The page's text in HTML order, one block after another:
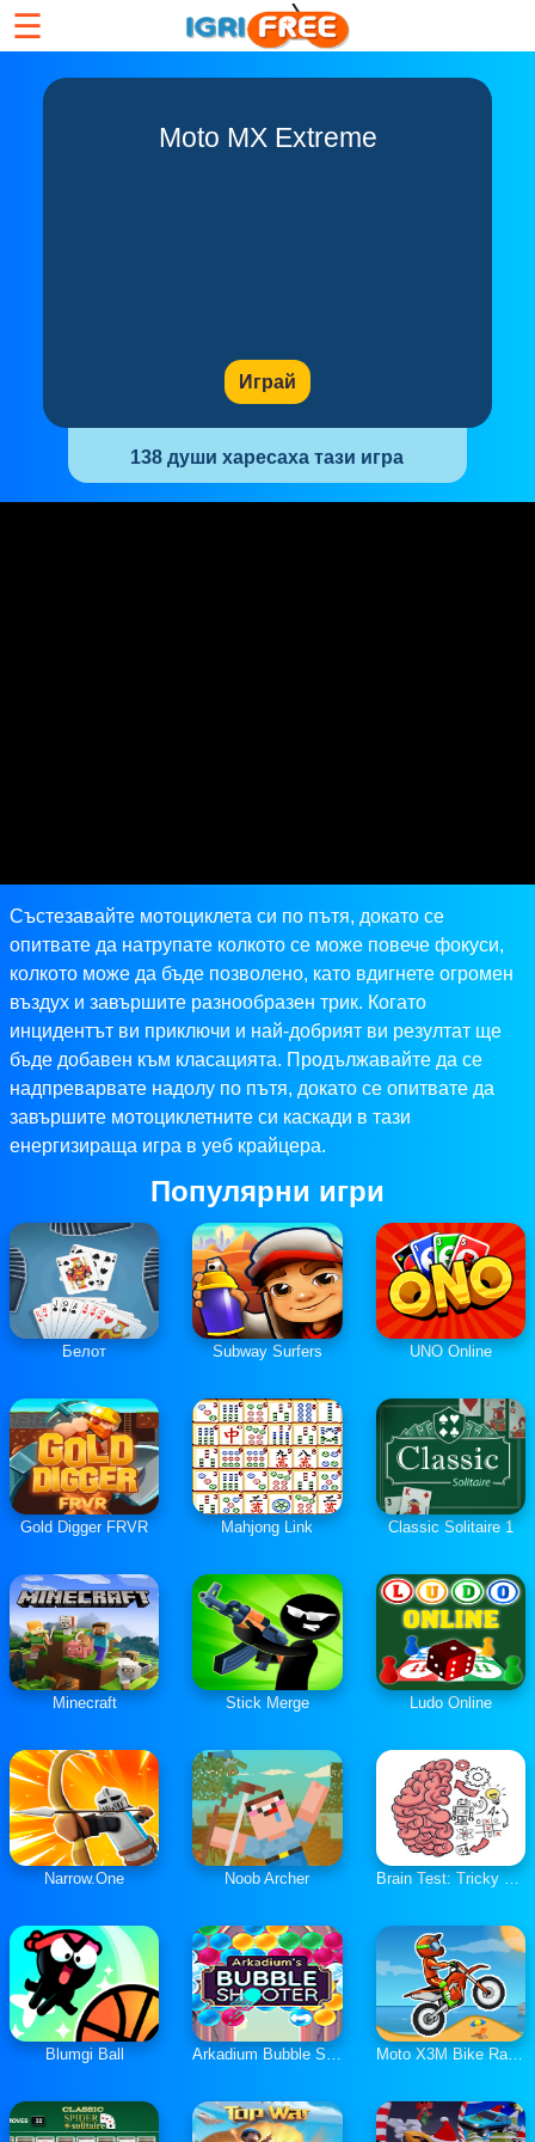
☰
Moto MX Extreme
Играй
138 души харесаха тази игра
Състезавайте мотоциклета си по пътя, докато се
опитвате да натрупате колкото се може повече фокуси,
колкото може да бъде позволено, като вдигнете огромен
въздух и завършите разнообразен трик. Когато
инцидентът ви приключи и най-добрият ви резултат ще
бъде добавен към класацията. Продължавайте да се
надпреварвате надолу по пътя, докато се опитвате да
завършите мотоциклетните си каскади в тази
енергизираща игра в уеб крайцера.
Популярни игри
Белот Subway Surfers UNO Online
Gold Digger FRVR Mahjong Link Classic Solitaire 1
Minecraft Stick Merge Ludo Online
Narrow.One Noob Archer Brain Test: Tricky Puzzles
Blumgi Ball Arkadium Bubble Shooter Moto X3M Bike Race Game